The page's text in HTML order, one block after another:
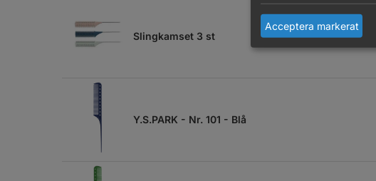
Slingkamset 3 st
Y.S.PARK - Nr. 101 - Blå
Acceptera markerat